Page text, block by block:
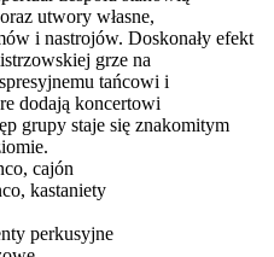
utwory własne,
i nastrojów. Doskonały efekt
grze na
tańcowi i
dodają koncertowi
grupy staje się znakomitym
cajón
kastaniety
perkusyjne